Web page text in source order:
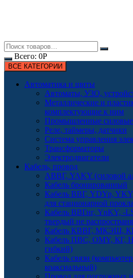
Всего: 0Р
ВСЕ КАТЕГОРИИ
Автоматика и щиты
Автоматы, УЗО,
Металлические и
комплектующие к ним
Промышленные силовые
Реле, таймеры, датчики
Система управления
Трансформаторы
Электродвигатели
Кабель, провод
АВВГ, YAKY (силовой
Кабель бронированный
Кабель ВВГ, YDYp,
для стационарной
Кабель ВВГнг, YnKY, -
твердый не
Кабель КВВГ, МКЭШ,
Кабель ПВС, OMY, КГ,
гибкий)
Кабель связи
коаксиальный)
Провод для погружных